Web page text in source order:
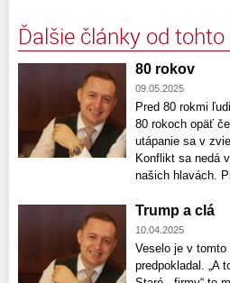
Ďalšie články od
80 rokov
09.05.2025
Pred 80 rokmi
80 rokoch opäť
utápanie sa v
Konflikt sa nedá
našich hlavách.
Trump a clá
10.04.2025
Veselo je v tomto
predpokladal. „A